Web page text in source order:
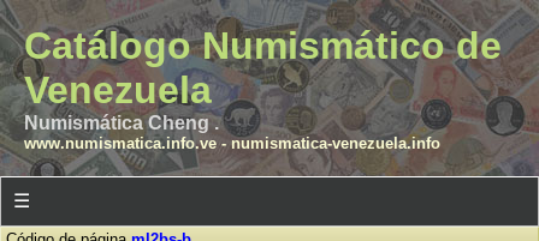
Catálogo Numismático de
Venezuela
Numismática Cheng .
www.numismatica.info.ve- numismatica-venezuela.info
☰